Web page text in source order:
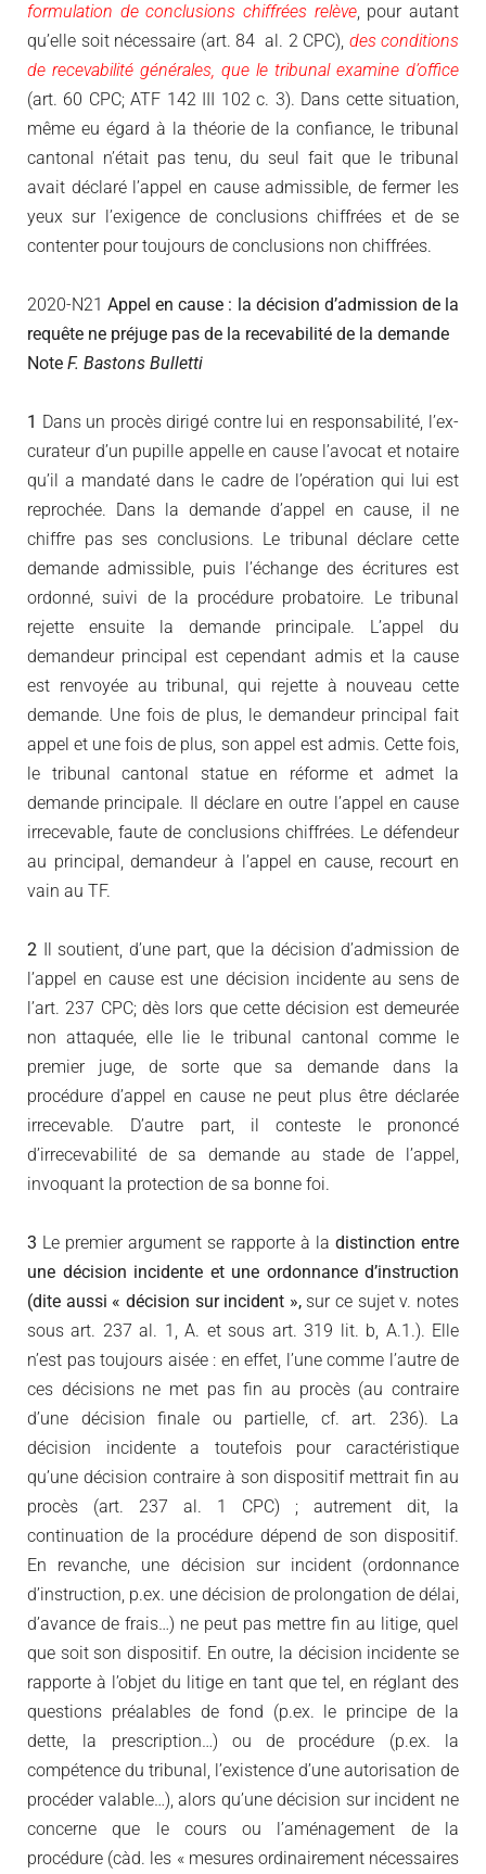
formulation de conclusions chiffrées relève, pour autant
qu’elle soit nécessaire (art. 84 al. 2 CPC), des conditions
de recevabilité générales, que le tribunal examine d’office
(art. 60 CPC; ATF 142 III 102 c. 3). Dans cette situation,
même eu égard à la théorie de la confiance, le tribunal
cantonal n’était pas tenu, du seul fait que le tribunal
avait déclaré l’appel en cause admissible, de fermer les
yeux sur l’exigence de conclusions chiffrées et de se
contenter pour toujours de conclusions non chiffrées.
2020-N21Appel en cause : la décision d’admission de la
requête ne préjuge pas de la recevabilité de la demande
Note F. Bastons Bulletti
1 Dans un procès dirigé contre lui en responsabilité, l’ex-
curateur d’un pupille appelle en cause l’avocat et notaire
qu’il a mandaté dans le cadre de l’opération qui lui est
reprochée. Dans la demande d’appel en cause, il ne
chiffre pas ses conclusions. Le tribunal déclare cette
demande admissible, puis l’échange des écritures est
ordonné, suivi de la procédure probatoire. Le tribunal
rejette ensuite la demande principale. L’appel du
demandeur principal est cependant admis et la cause
est renvoyée au tribunal, qui rejette à nouveau cette
demande. Une fois de plus, le demandeur principal fait
appel et une fois de plus, son appel est admis. Cette fois,
le tribunal cantonal statue en réforme et admet la
demande principale. Il déclare en outre l’appel en cause
irrecevable, faute de conclusions chiffrées. Le défendeur
au principal, demandeur à l’appel en cause, recourt en
vain au TF.
2 Il soutient, d’une part, que la décision d’admission de
l’appel en cause est une décision incidente au sens de
l’art. 237 CPC; dès lors que cette décision est demeurée
non attaquée, elle lie le tribunal cantonal comme le
premier juge, de sorte que sa demande dans la
procédure d’appel en cause ne peut plus être déclarée
irrecevable. D’autre part, il conteste le prononcé
d’irrecevabilité de sa demande au stade de l’appel,
invoquant la protection de sa bonne foi.
3 Le premier argument se rapporte à la distinction entre
une décision incidente et une ordonnance d’instruction
(dite aussi « décision sur incident »,sur ce sujet v. notes
sous art. 237 al. 1, A. et sous art. 319 lit. b, A.1.). Elle
n’est pas toujours aisée : en effet, l’une comme l’autre de
ces décisions ne met pas fin au procès (au contraire
d’une décision finale ou partielle, cf. art. 236). La
décision incidente a toutefois pour caractéristique
qu’une décision contraire à son dispositif mettrait fin au
procès (art. 237 al. 1 CPC) ; autrement dit, la
continuation de la procédure dépend de son dispositif.
En revanche, une décision sur incident (ordonnance
d’instruction, p.ex. une décision de prolongation de délai,
d’avance de frais…) ne peut pas mettre fin au litige, quel
que soit son dispositif. En outre, la décision incidente se
rapporte à l’objet du litige en tant que tel, en réglant des
questions préalables de fond (p.ex. le principe de la
dette, la prescription…) ou de procédure (p.ex. la
compétence du tribunal, l’existence d’une autorisation de
procéder valable…), alors qu’une décision sur incident ne
concerne que le cours ou l’aménagement de la
procédure (càd. les « mesures ordinairement nécessaires